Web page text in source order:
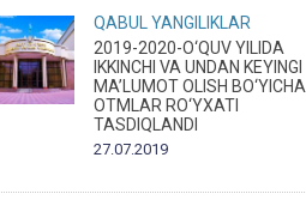
QABUL
YANGILIKLAR
2019-2020-O‘QUV YILIDA
IKKINCHI VA UNDAN KEYINGI
MA’LUMOT OLISH BO‘YICHA
OTMLAR RO‘YXATI
TASDIQLANDI
27.07.2019